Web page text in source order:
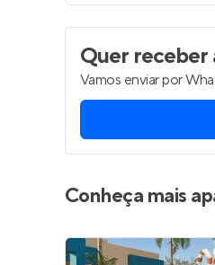
Quer receber
Vamos enviar por
Conheça mais